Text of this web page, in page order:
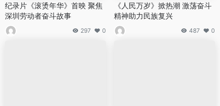
纪录片《滚烫年华》首映 聚焦
深圳劳动者奋斗故事
297 0
《人民万岁》掀热潮 激荡奋斗
精神助力民族复兴
487 0